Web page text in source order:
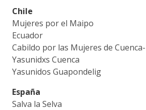
Chile
Mujeres por el Maipo
Ecuador
Cabildo por las Mujeres de
Yasunidxs Cuenca
Yasunidos Guapondelig
España
Salva la Selva